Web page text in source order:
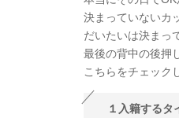
決まっていないカ
だいたいは決まっ
最後の背中の後押
こちらをチェック
１入籍するタ